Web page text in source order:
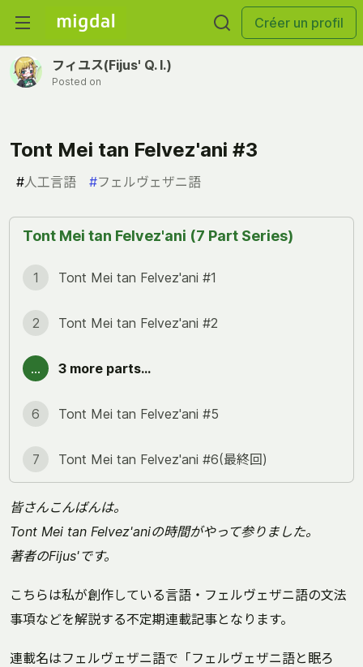
Créer un profil
フィユス(Fijus' Q. I.)
Posted on
Tont Mei tan Felvez'ani #3
#人工言語 #フェルヴェザニ語
Tont Mei tan Felvez'ani (7 Part Series)
1 Tont Mei tan Felvez'ani #1
2 Tont Mei tan Felvez'ani #2
... 3 more parts...
6 Tont Mei tan Felvez'ani #5
7 Tont Mei tan Felvez'ani #6(最終回)
皆さんこんばんは。
Tont Mei tan Felvez'aniの時間がやって参りました。
著者のFijus'です。
こちらは私が創作している言語・フェルヴェザニ語の文法
事項などを解説する不定期連載記事となります。
連載名はフェルヴェザニ語で「フェルヴェザニ語と眠ろ